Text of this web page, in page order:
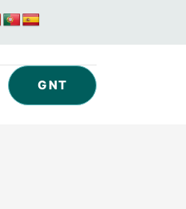
GNT